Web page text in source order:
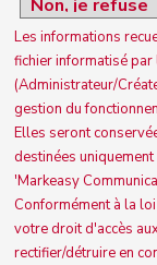
Les informations
fichier informatisé
(Administrateur/
gestion du
Elles seront
destinées
'Markeasy
Conformément à la
votre droit d'accès
rectifier/détruire en